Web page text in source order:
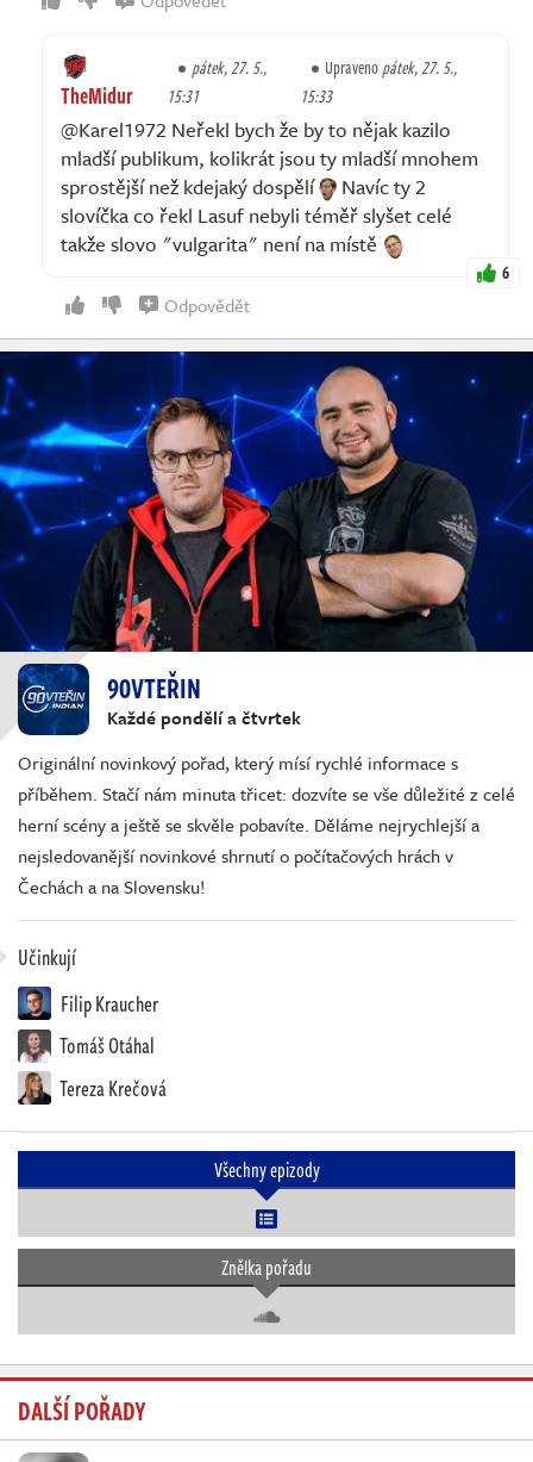
90VTEŘIN
Každé pondělí a čtvrtek
Originální novinkový pořad, který mísí rychlé informace s
příběhem. Stačí nám minuta třicet: dozvíte se vše důležité z celé
herní scény a ještě se skvěle pobavíte. Děláme nejrychlejší a
nejsledovanější novinkové shrnutí o počítačových hrách v
Čechách a na Slovensku!
Učinkují
Filip Kraucher
Tomáš Otáhal
Tereza Krečová
Všechny epizody
Znělka pořadu
DALŠÍ POŘADY
TheMidur
pátek, 27. 5.,
15:31
Upravenopátek, 27. 5.,
15:33
@Karel1972 Neřekl bych že by to nějak kazilo
mladší publikum, kolikrát jsou ty mladší mnohem
sprostější než kdejaký dospělí
Navíc ty 2
slovíčka co řekl Lasuf nebyli téměř slyšet celé
takže slovo "vulgarita" není na místě
6
Odpovědět